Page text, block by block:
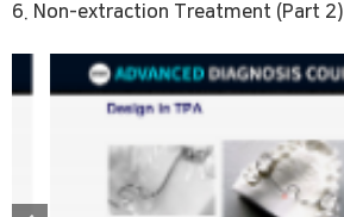
6. Non-extraction Treatment (Part 2)